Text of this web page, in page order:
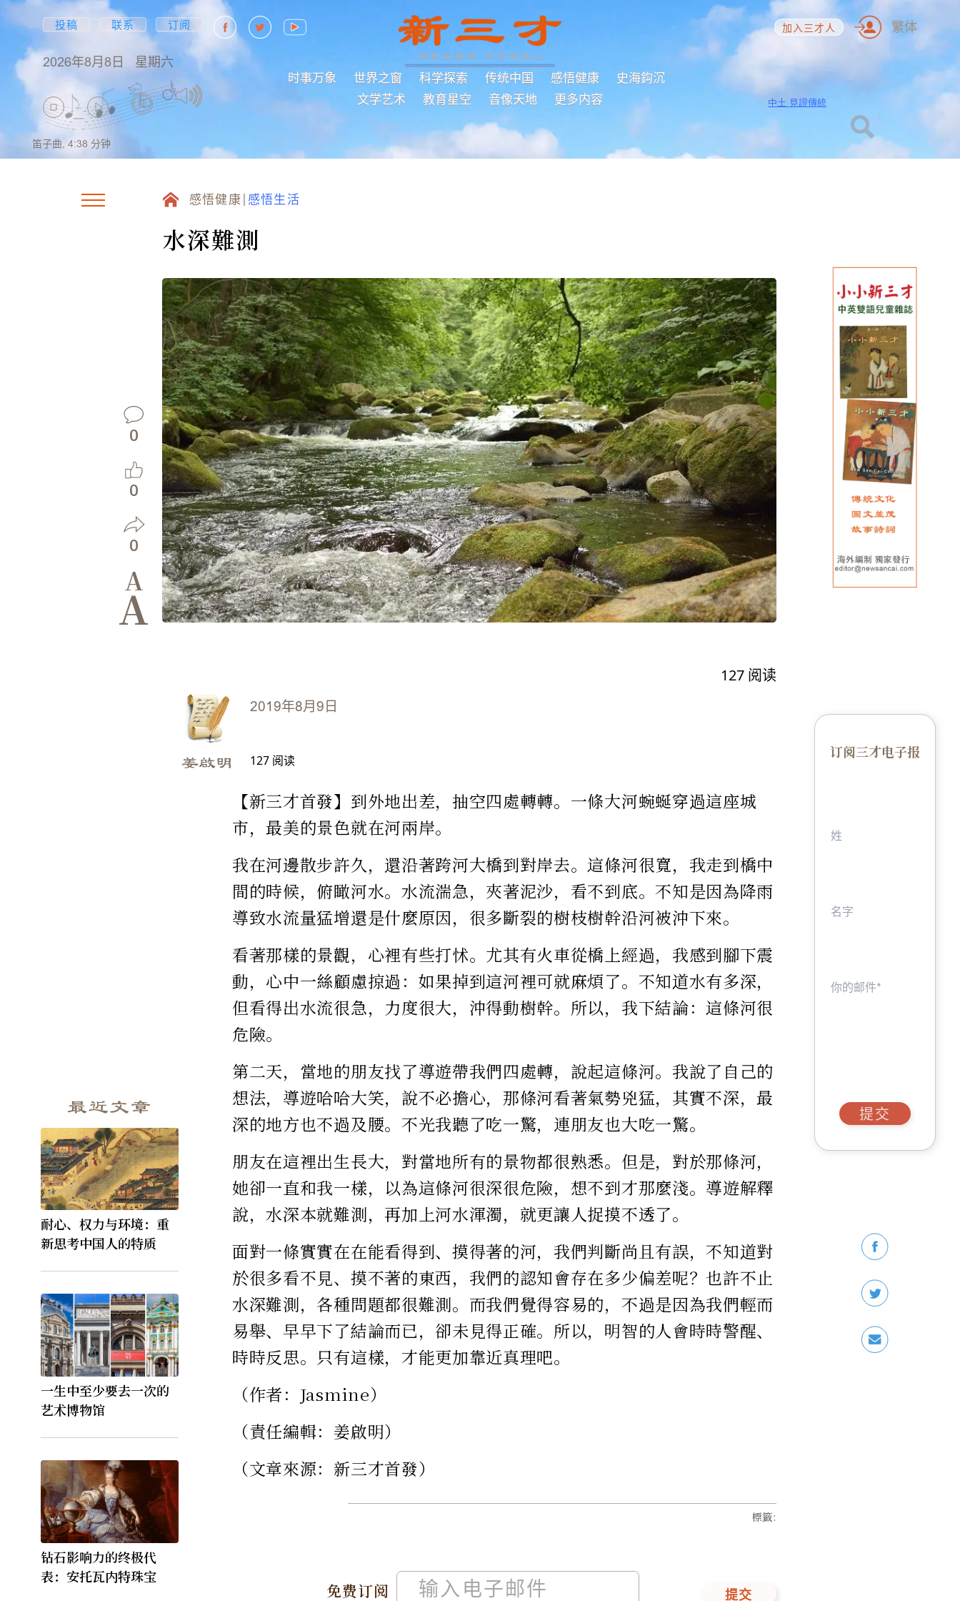
投稿 联系 订阅
2026年8月8日 星期六
时事万象 世界之窗 科学探索 传统中国 感悟健康
史海鈎沉
文学艺术
教育星空 音像天地 更多内容
加入三才人 繁体
中土 見證傳統
笛子曲, 4:38 分钟
感悟健康 感悟生活
水深難測
0
0
0
A
A
127 阅读
最近文章
耐心、权力与环境：重
新思考中国人的特质
一生中至少要去一次的
艺术博物馆
钻石影响力的终极代
表：安托瓦内特珠宝
2019年8月9日
姜啟明 127 阅读
【新三才首發】到外地出差，抽空四處轉轉。一條大河蜿蜒穿過這座城
市，最美的景色就在河兩岸。
我在河邊散步許久，還沿著跨河大橋到對岸去。這條河很寬，我走到橋中
間的時候，俯瞰河水。水流湍急，夾著泥沙，看不到底。不知是因為降雨
導致水流量猛增還是什麼原因，很多斷裂的樹枝樹幹沿河被沖下來。
看著那樣的景觀，心裡有些打怵。尤其有火車從橋上經過，我感到腳下震
動，心中一絲顧慮掠過：如果掉到這河裡可就麻煩了。不知道水有多深，
但看得出水流很急，力度很大，沖得動樹幹。所以，我下結論：這條河很
危險。
第二天，當地的朋友找了導遊帶我們四處轉，說起這條河。我說了自己的
想法，導遊哈哈大笑，說不必擔心，那條河看著氣勢兇猛，其實不深，最
深的地方也不過及腰。不光我聽了吃一驚，連朋友也大吃一驚。
朋友在這裡出生長大，對當地所有的景物都很熟悉。但是，對於那條河，
她卻一直和我一樣，以為這條河很深很危險，想不到才那麼淺。導遊解釋
說，水深本就難測，再加上河水渾濁，就更讓人捉摸不透了。
面對一條實實在在能看得到、摸得著的河，我們判斷尚且有誤，不知道對
於很多看不見、摸不著的東西，我們的認知會存在多少偏差呢？也許不止
水深難測，各種問題都很難測。而我們覺得容易的，不過是因為我們輕而
易舉、早早下了結論而已，卻未見得正確。所以，明智的人會時時警醒、
時時反思。只有這樣，才能更加靠近真理吧。
（作者：Jasmine）
（責任編輯：姜啟明）
（文章來源：新三才首發）
免费订阅 提交
標籤:
订阅三才电子报
提交